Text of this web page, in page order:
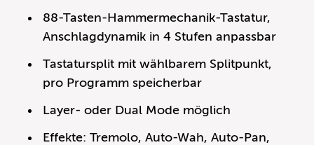
88-Tasten-Hammermechanik-Tastatur,
Anschlagdynamik in 4 Stufen anpassbar
Tastatursplit mit wählbarem Splitpunkt,
pro Programm speicherbar
Layer- oder Dual Mode möglich
Effekte: Tremolo, Auto-Wah, Auto-Pan,